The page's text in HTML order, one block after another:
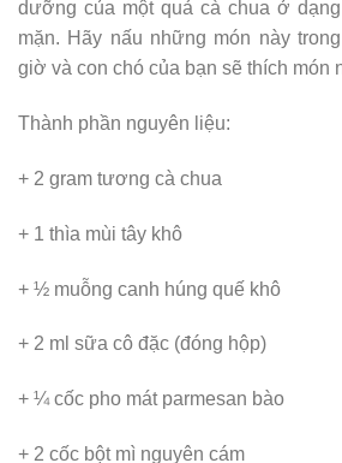
dưỡng của một quả cà chua ở
mặn. Hãy nấu những món này
giờ và con chó của bạn sẽ thích món
Thành phần nguyên liệu:
+ 2 gram tương cà chua
+ 1 thìa mùi tây khô
+ ½ muỗng canh húng quế khô
+ 2 ml sữa cô đặc (đóng hộp)
+ ¼ cốc pho mát parmesan bào
+ 2 cốc bột mì nguyên cám